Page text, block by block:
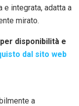
e integrata, adatta a
mirato.
disponibilità e
dal sito web
a